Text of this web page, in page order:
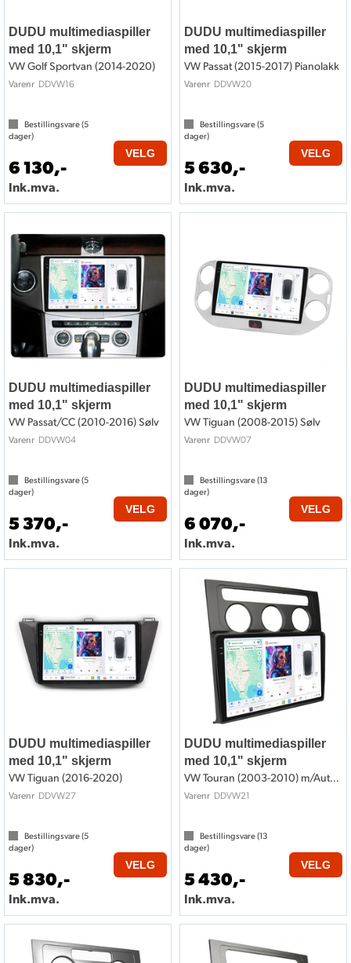
DUDU multimediaspiller
med 10,1" skjerm
VW Golf Sportvan (2014-2020)
Varenr DDVW16
Bestillingsvare (5
dager)
6 130,-
Ink.mva.
VELG
DUDU multimediaspiller
med 10,1" skjerm
VW Passat (2015-2017) Pianolakk
Varenr DDVW20
Bestillingsvare (5
dager)
5 630,-
Ink.mva.
VELG
DUDU multimediaspiller
med 10,1" skjerm
VW Passat/CC (2010-2016) Sølv
Varenr DDVW04
Bestillingsvare (5
dager)
5 370,-
Ink.mva.
VELG
DUDU multimediaspiller
med 10,1" skjerm
VW Tiguan (2008-2015) Sølv
Varenr DDVW07
Bestillingsvare (13
dager)
6 070,-
Ink.mva.
VELG
DUDU multimediaspiller
med 10,1" skjerm
VW Tiguan (2016-2020)
Varenr DDVW27
Bestillingsvare (5
dager)
5 830,-
Ink.mva.
VELG
DUDU multimediaspiller
med 10,1" skjerm
VW Touran (2003-2010) m/Auto AC
Varenr DDVW21
Bestillingsvare (13
dager)
5 430,-
Ink.mva.
VELG